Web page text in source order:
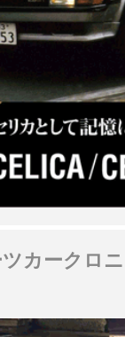
ツカークロ